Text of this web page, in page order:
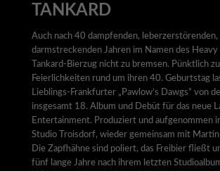
TANKARD
Auch nach 40 dampfenden, leberzerstörenden,
darmstreckenden Jahren im Namen des
Tankard-Bierzug nicht zu bremsen. Pünktlich
Feierlichkeiten rund um ihren 40. Geburtstag
Lieblings-Frankfurter „Pawlow’s Dawgs“ von
insgesamt 18. Album und Debüt für das neue
Entertainment. Produziert und aufgenommen
Studio Troisdorf, wieder gemeinsam mit Martin
Die Zapfhähne sind poliert, das Freibier fließt
fünf lange Jahre nach ihrem letzten